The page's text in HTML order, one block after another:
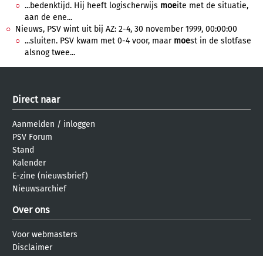
...bedenktijd. Hij heeft logischerwijs moeite met de situatie,
aan de ene...
Nieuws, PSV wint uit bij AZ: 2-4, 30 november 1999, 00:00:00
...sluiten. PSV kwam met 0-4 voor, maar moest in de slotfase
alsnog twee...
Direct naar
Aanmelden / inloggen
PSV Forum
Stand
Kalender
E-zine (nieuwsbrief)
Nieuwsarchief
Over ons
Voor webmasters
Disclaimer